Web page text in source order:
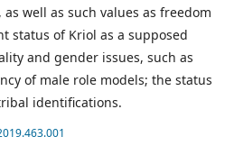
well as such values as freedom
status of Kriol as a supposed
and gender issues, such as
of male role models; the status
identifications.